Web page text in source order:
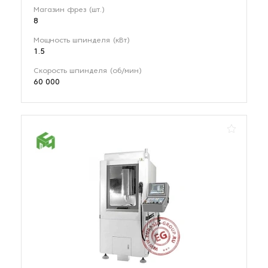
Фрезерные станки стоматологические
Магазин фрез (шт.)
8
Мощность шпинделя (кВт)
1.5
Скорость шпинделя (об/мин)
60 000